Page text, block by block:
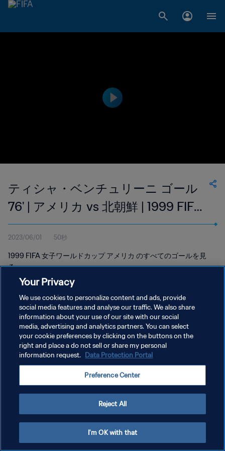
ティシャ・ベンチュリーニ ゴール
76' | アメリカ vs 北朝鮮 | 1999 FIFA
女子ワールドカップ アメリカ
2023/06/01 50秒
1999 FIFA 女子ワールドカップ アメリカ のすべてのゴールを見
る。
プライバシーポリシー
サービス利用規約
Your Privacy
We use cookies to personalize content and ads, provide
social media features and analyse our traffic. We also share
information about your use of our site with our social
media, advertising and analytics partners. You can select
your cookie preferences by clicking on the buttons on the
right and place a do not sell or share my personal
information request. Data Protection Portal
Preference Center
Reject All
I'm OK with that